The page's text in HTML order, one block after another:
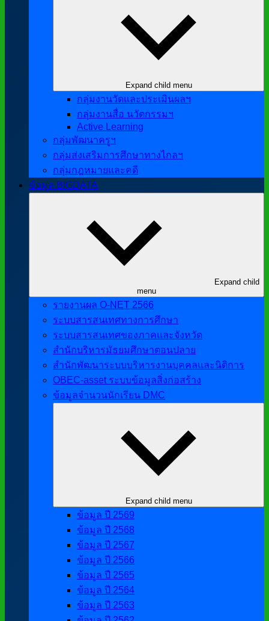
Expand child menu
กลุ่มงานวัดและประเมินผลฯ
กลุ่มงานสื่อ นวัตกรรมฯ
Active Learning
กลุ่มพัฒนาครูฯ
กลุ่มส่งเสริมการศึกษาทางไกลฯ
กลุ่มกฎหมายและคดี
ข้อมูล BIGDATA
Expand child
menu
รายงานผล O-NET 2566
ระบบสารสนเทศทางการศึกษา
ระบบสารสนเทศของภาคและจังหวัด
สำนักบริหารมัธยมศึกษาตอนปลาย
สำนักพัฒนาระบบบริหารงานบุคคลและนิติการ
OBEC-asset ระบบข้อมูลสิ่งก่อสร้าง
ข้อมูลจำนวนนักเรียน DMC
Expand child menu
ข้อมูล ปี 2569
ข้อมูล ปี 2568
ข้อมูล ปี 2567
ข้อมูล ปี 2566
ข้อมูล ปี 2565
ข้อมูล ปี 2564
ข้อมูล ปี 2563